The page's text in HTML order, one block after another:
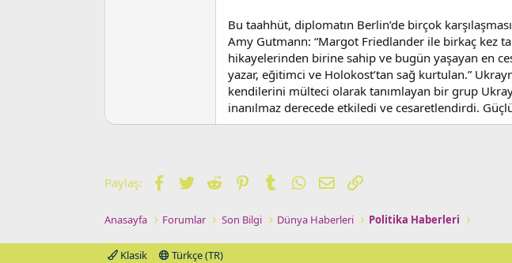
Bu taahhüt, diplomatın Berlin’de birçok
Amy Gutmann: “Margot Friedlander ile birkaç kez
hikayelerinden birine sahip ve bugün yaşayan en
yazar, eğitimci ve Holokost’tan sağ kurtulan.”
kendilerini mülteci olarak tanımlayan bir grup
inanılmaz derecede etkiledi ve cesaretlendirdi.
Paylaş: Facebook
TwitterReddit PinterestTumblrWhatsApp
E-postaLink
Anasayfa Forumlar Son Bilgi Dünya Haberleri Politika Haberleri
Klasik Türkçe (TR)